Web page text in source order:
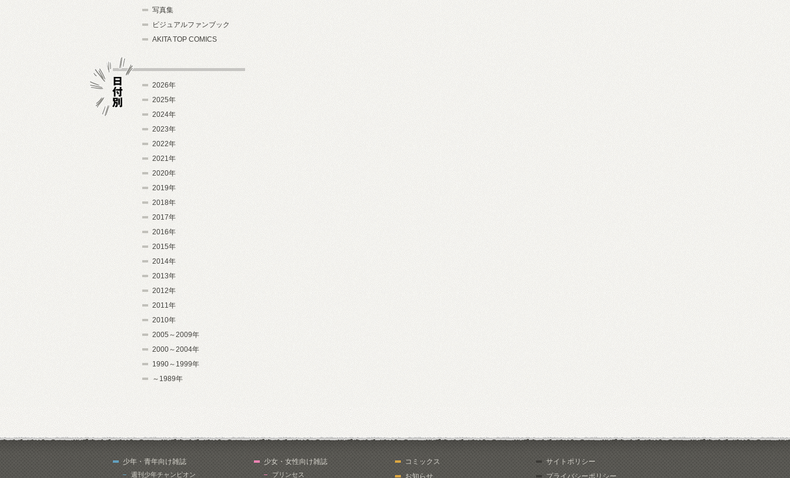
写真集
ビジュアルファンブック
AKITA TOP COMICS
2026年
2025年
2024年
2023年
2022年
2021年
2020年
2019年
2018年
2017年
2016年
2015年
2014年
2013年
2012年
2011年
2010年
2005～2009年
2000～2004年
1990～1999年
～1989年
少年・青年向け雑誌
週刊少年チャンピオン
少女・女性向け雑誌
プリンセス
コミックス
お知らせ
サイトポリシー
プライバシーポリシー